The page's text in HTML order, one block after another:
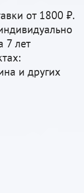
от 1800 ₽.
7 лет
и других